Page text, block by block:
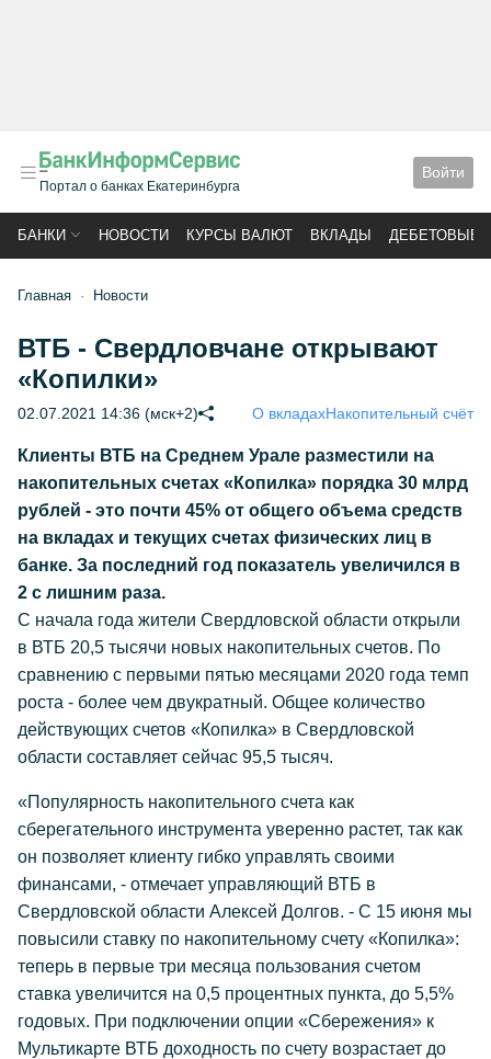
Портал о банках Екатеринбурга
Войти
БАНКИ НОВОСТИ КУРСЫ ВАЛЮТ ВКЛАДЫ ДЕБЕТОВЫЕ
Главная Новости
ВТБ - Свердловчане открывают
«Копилки»
02.07.2021 14:36 (мск+2) О вкладахНакопительный счёт
Клиенты ВТБ на Среднем Урале разместили на
накопительных счетах «Копилка» порядка 30 млрд
рублей - это почти 45% от общего объема средств
на вкладах и текущих счетах физических лиц в
банке. За последний год показатель увеличился в
2 с лишним раза.
С начала года жители Свердловской области открыли
в ВТБ 20,5 тысячи новых накопительных счетов. По
сравнению с первыми пятью месяцами 2020 года темп
роста - более чем двукратный. Общее количество
действующих счетов «Копилка» в Свердловской
области составляет сейчас 95,5 тысяч.
«Популярность накопительного счета как
сберегательного инструмента уверенно растет, так как
он позволяет клиенту гибко управлять своими
финансами, - отмечает управляющий ВТБ в
Свердловской области Алексей Долгов. - С 15 июня мы
повысили ставку по накопительному счету «Копилка»:
теперь в первые три месяца пользования счетом
ставка увеличится на 0,5 процентных пункта, до 5,5%
годовых. При подключении опции «Сбережения» к
Мультикарте ВТБ доходность по счету возрастает до